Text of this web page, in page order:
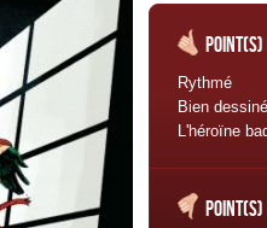
Rythmé
Bien dessiné
L'héroïne